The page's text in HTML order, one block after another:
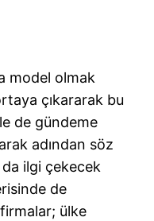
model olmak
çıkararak bu
de gündeme
adından söz
ilgi çekecek
de
ülke